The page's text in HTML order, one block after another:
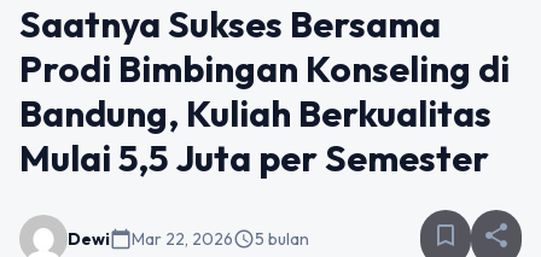
Saatnya Sukses Bersama
Prodi Bimbingan Konseling di
Bandung, Kuliah Berkualitas
Mulai 5,5 Juta per Semester
Dewicalendar_todayMar 22, 2026schedule5 bulan bookmark_border share